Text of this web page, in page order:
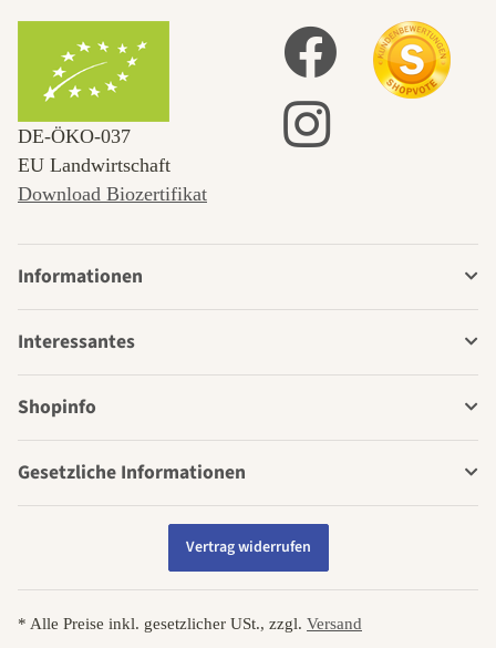
DE‑ÖKO‑037
EU Landwirtschaft
Download Biozertifikat
Informationen
Interessantes
Shopinfo
Gesetzliche Informationen
Vertrag widerrufen
* Alle Preise inkl. gesetzlicher USt., zzgl. Versand